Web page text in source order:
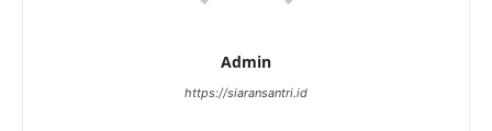
Admin
https://siaransantri.id